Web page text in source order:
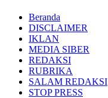
Beranda
DISCLAIMER
IKLAN
MEDIA SIBER
REDAKSI
RUBRIKA
SALAM REDAKSI
STOP PRESS